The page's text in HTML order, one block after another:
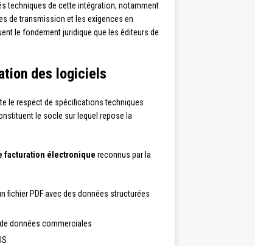
techniques de cette intégration, notamment
de transmission et les exigences en
le fondement juridique que les éditeurs de
des logiciels
le respect de spécifications techniques
le socle sur lequel repose la
facturation électronique reconnus par la
fichier PDF avec des données structurées
données commerciales